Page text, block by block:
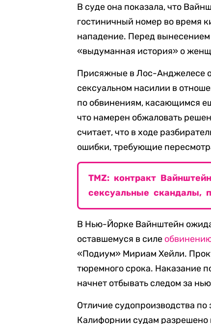
В суде она показала, что
гостиничный номер во время
нападение. Перед вынесением
«выдуманная история» о
Присяжные в Лос-Анджелесе
сексуальном насилии в
по обвинениям, касающимся
что намерен обжаловать
считает, что в ходе
ошибки, требующие
TMZ: контракт
сексуальные скандалы,
В Нью-Йорке Вайнштейн
оставшемуся в силе
«Подиум» Мириам Хейли.
тюремного срока. Наказание
начнет отбывать следом за
Отличие судопроизводства по
Калифорнии судам